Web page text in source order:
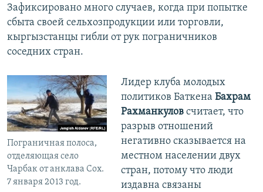
Зафиксировано много случаев, когда при попытке
сбыта своей сельхозпродукции или торговли,
кыргызстанцы гибли от рук пограничников
соседних стран.
Пограничная полоса,
отделяющая село
Чарбак от анклава Сох.
7 января 2013 год.
Лидер клуба молодых
политиков Баткена Бахрам
Рахманкуловсчитает, что
разрыв отношений
негативно сказывается на
местном населении двух
стран, потому что люди
издавна связаны